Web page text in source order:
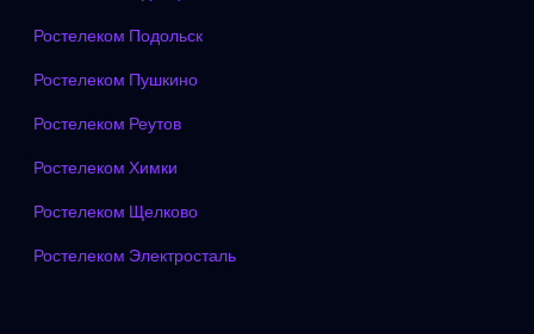
Ростелеком Подольск
Ростелеком Пушкино
Ростелеком Реутов
Ростелеком Химки
Ростелеком Щелково
Ростелеком Электросталь